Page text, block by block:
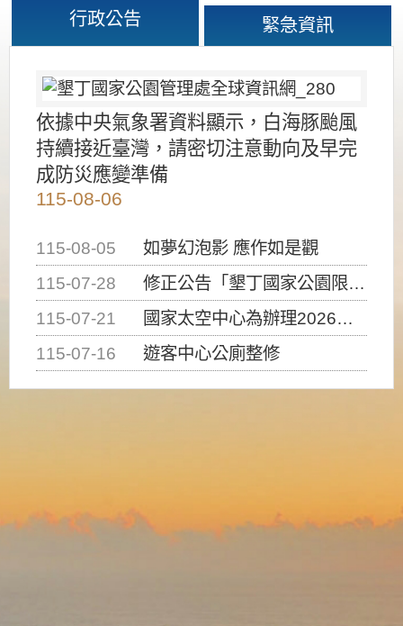
行政公告 緊急資訊
依據中央氣象署資料顯示，白海豚颱風
持續接近臺灣，請密切注意動向及早完
成防災應變準備
115-08-06
115-08-05
如夢幻泡影 應作如是觀
115-07-28
修正公告「墾丁國家公園限制水域遊憩活動之種類、範圍、時間及行為」，自即日生效。
115-07-21
國家太空中心為辦理2026台灣盃火箭競賽，陸、海、空域警戒及協調相關事宜，因颱風備案事宜
115-07-16
遊客中心公廁整修